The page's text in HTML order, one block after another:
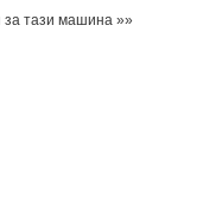
за тази машина »»